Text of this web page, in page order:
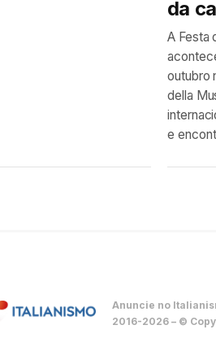
da
A Festa
outubro
della
e
Anuncie no
2016-2026 – ©